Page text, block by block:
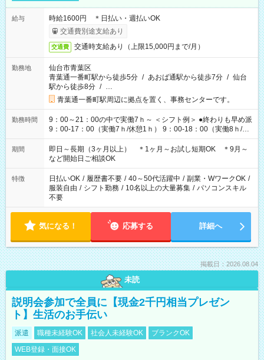
給与
時給1600円 ＊日払い・週払いOK
交通費別途支給あり
交通費 交通時支給あり（上限15,000円まで/月）
勤務地
仙台市青葉区
青葉通一番町駅から徒歩5分 / あおば通駅から徒歩7分 / 仙台
駅から徒歩8分 / …
青葉通一番町駅周辺に拠点を置く、事務センターです。
勤務時間
9：00～21：00の中で実働7ｈ～ ＜シフト例＞ ●終わりも早め派
9：00-17：00（実働7ｈ/休憩1ｈ） 9：00-18：00（実働8ｈ/休
憩1ｈ） 10：00-19：00（実働8ｈ/休憩1ｈ） ●朝ゆっくり派
11：00-20：00（実働8ｈ/休憩1ｈ） 12：00-20：00（実働7ｈ/
休憩1ｈ） 12：00-21：00（実働8ｈ/休憩1ｈ） 13：00-22：
00（実働8ｈ/休憩1ｈ） ＊時間帯固定OK
期間
即日～長期（3ヶ月以上） ＊1ヶ月～お試し短期OK ＊9月～
など開始日ご相談OK
特徴 日払いOK / 履歴書不要 / 40～50代活躍中 / 副業・WワークOK /
服装自由 / シフト勤務 / 10名以上の大量募集 / パソコンスキル
不要
気になる！ 応募する 詳細へ
掲載日：2026.08.04
未読
説明会参加で全員に【現金2千円相当プレゼン
ト】生活のお手伝い
派遣 職種未経験OK 社会人未経験OK
ブランクOK
WEB登録・面接OK